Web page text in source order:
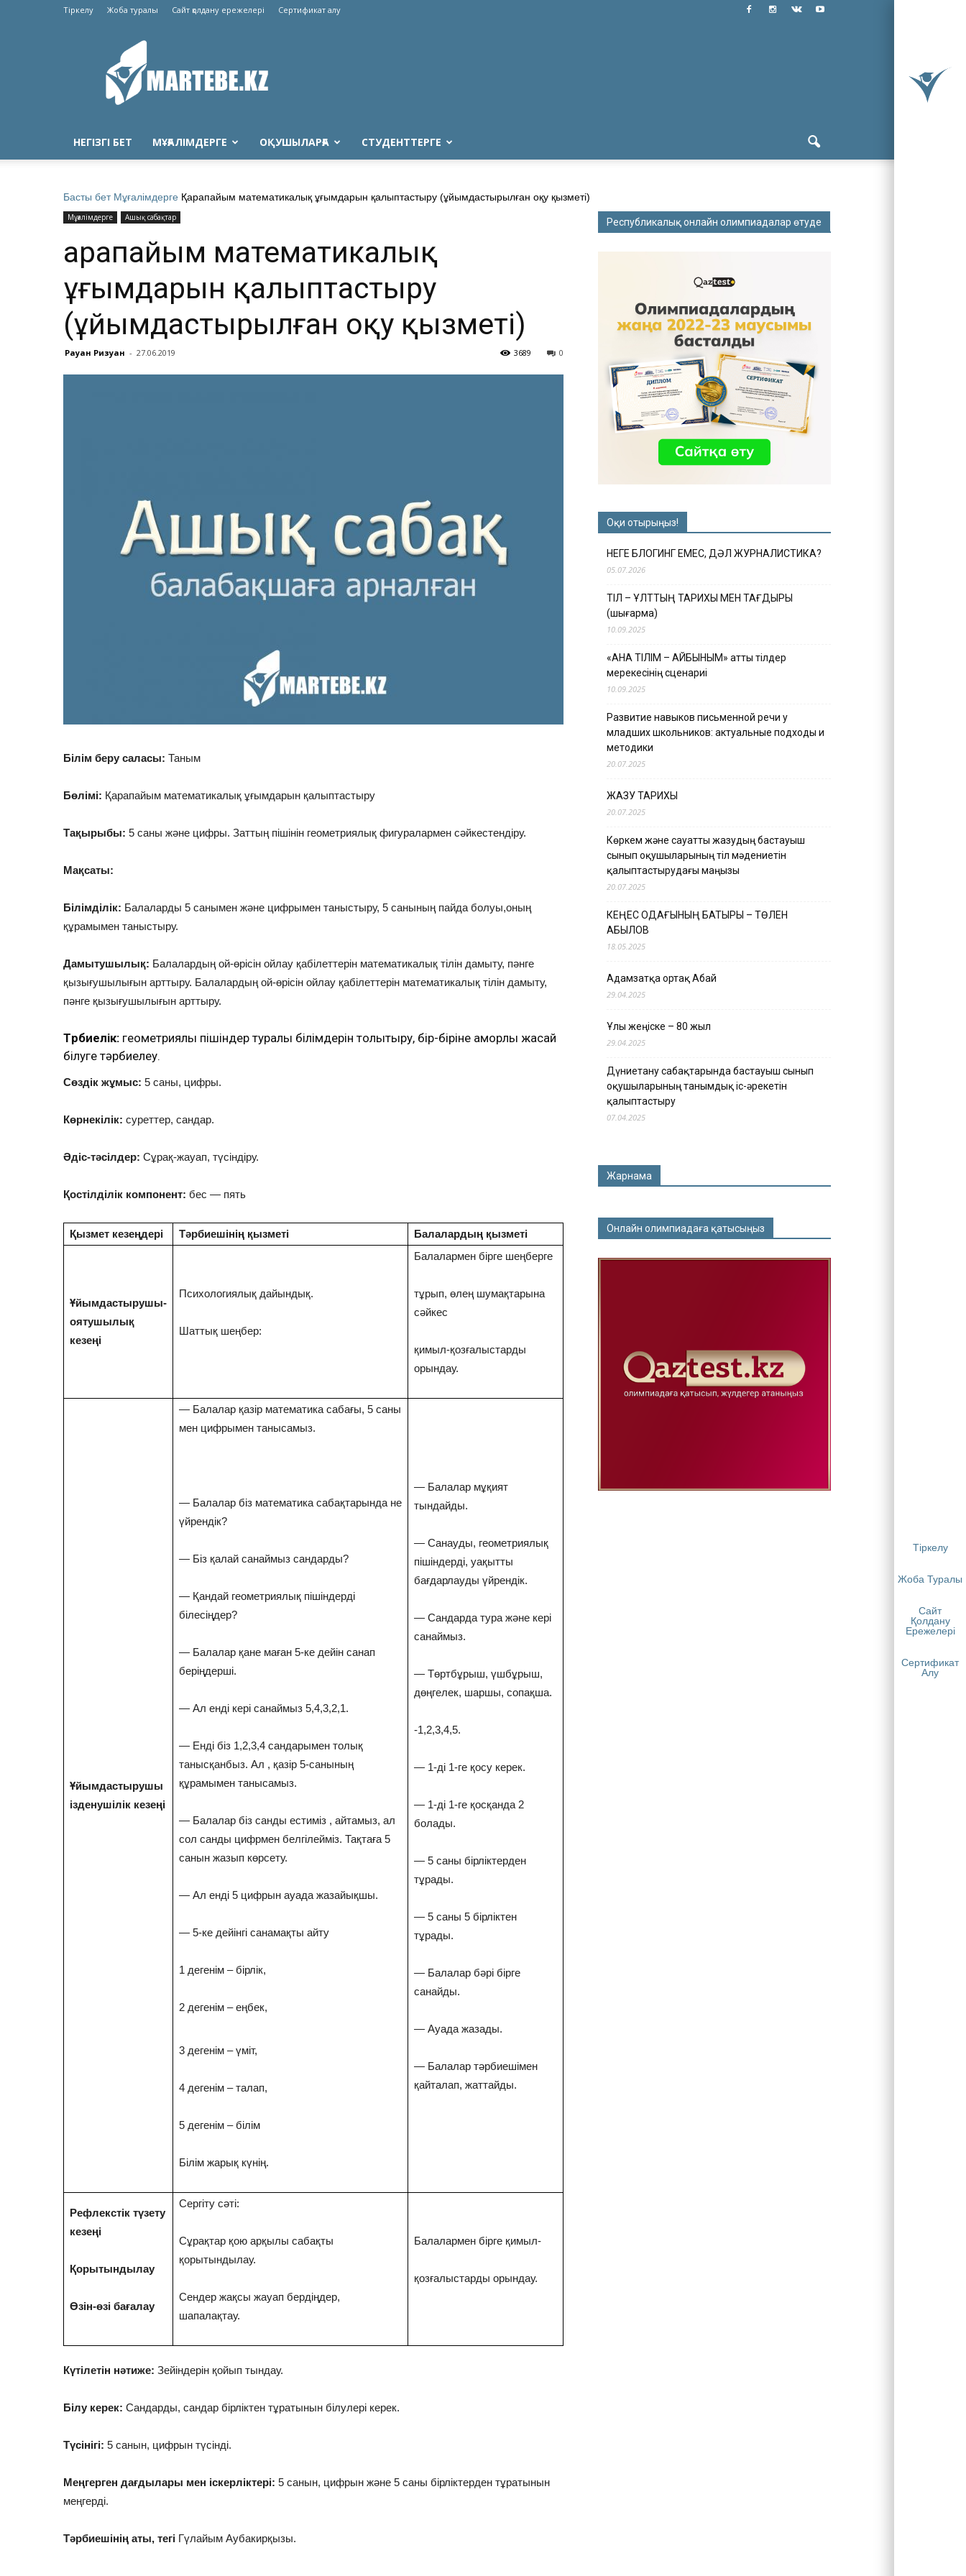
Тіркелу
Жоба Туралы
Сайт
Қолдану
Ережелері
Сертификат
Алу
Тіркелу Жоба туралы Сайт қолдану ережелері Сертификат алу
Martebe.kz
білім
сайты
НЕГІЗГІ БЕТ МҰҒАЛІМДЕРГЕ ОҚУШЫЛАРҒА СТУДЕНТТЕРГЕ
Басты бет Мұғалімдерге Қарапайым математикалық ұғымдарын қалыптастыру (ұйымдастырылған оқу қызметі)
Мұғалімдерге Ашық сабақтар
Қарапайым математикалық
ұғымдарын қалыптастыру
(ұйымдастырылған оқу қызметі)
Рауан Ризуан - 27.06.2019 0
3689
Білім беру саласы: Таным
Бөлімі: Қарапайым математикалық ұғымдарын қалыптастыру
Тақырыбы: 5 саны және цифры. Заттың пішінін геометриялық фигуралармен сәйкестендіру.
Мақсаты:
Білімділік: Балаларды 5 санымен және цифрымен таныстыру, 5 санының пайда болуы,оның
құрамымен таныстыру.
Дамытушылық: Балалардың ой-өрісін ойлау қабілеттерін математикалық тілін дамыту, пәнге
қызығушылығын арттыру. Балалардың ой-өрісін ойлау қабілеттерін математикалық тілін дамыту,
пәнге қызығушылығын арттыру.
Тәрбиелік: геометриялық пішіндер туралы білімдерін толықтыру, бір-біріне қамқорлық жасай
білуге тәрбиелеу.
Сөздік жұмыс: 5 саны, цифры.
Көрнекілік: суреттер, сандар.
Әдіс-тәсілдер: Сұрақ-жауап, түсіндіру.
Қостілділік компонент: бес — пять
Қызмет кезеңдері Тәрбиешінің қызметі Балалардың қызметі
Ұйымдастырушы-
оятушылық
кезеңі
Психологиялық дайындық.
Шаттық шеңбер:
Балалармен бірге шеңберге
тұрып, өлең шумақтарына
сәйкес
қимыл-қозғалыстарды
орындау.
Ұйымдастырушы
ізденушілік кезеңі
— Балалар қазір математика сабағы, 5 саны
мен цифрымен танысамыз.
— Балалар біз математика сабақтарында не
үйрендік?
— Біз қалай санаймыз сандарды?
— Қандай геометриялық пішіндерді
білесіңдер?
— Балалар қане маған 5-ке дейін санап
беріңдерші.
— Ал енді кері санаймыз 5,4,3,2,1.
— Енді біз 1,2,3,4 сандарымен толық
танысқанбыз. Ал , қазір 5-санының
құрамымен танысамыз.
— Балалар біз санды естиміз , айтамыз, ал
сол санды цифрмен белгілейміз. Тақтаға 5
санын жазып көрсету.
— Ал енді 5 цифрын ауада жазайықшы.
— 5-ке дейінгі санамақты айту
1 дегенім – бірлік,
2 дегенім – еңбек,
3 дегенім – үміт,
4 дегенім – талап,
5 дегенім – білім
Білім жарық күнің.
— Балалар мұқият
тындайды.
— Санауды, геометриялық
пішіндерді, уақытты
бағдарлауды үйрендік.
— Сандарда тура және кері
санаймыз.
— Төртбұрыш, үшбұрыш,
дөңгелек, шаршы, сопақша.
-1,2,3,4,5.
— 1-ді 1-ге қосу керек.
— 1-ді 1-ге қосқанда 2
болады.
— 5 саны бірліктерден
тұрады.
— 5 саны 5 бірліктен
тұрады.
— Балалар бәрі бірге
санайды.
— Ауада жазады.
— Балалар тәрбиешімен
қайталап, жаттайды.
Рефлекстік түзету
кезеңі
Қорытындылау
Өзін-өзі бағалау
Сергіту сәті:
Сұрақтар қою арқылы сабақты
қорытындылау.
Сендер жақсы жауап бердіңдер,
шапалақтау.
Балалармен бірге қимыл-
қозғалыстарды орындау.
Күтілетін нәтиже: Зейіндерін қойып тындау.
Білу керек: Сандарды, сандар бірліктен тұратынын білулері керек.
Түсінігі: 5 санын, цифрын түсінді.
Меңгерген дағдылары мен іскерліктері: 5 санын, цифрын және 5 саны бірліктерден тұратынын
меңгерді.
Тәрбиешінің аты, тегі Гүлайым Аубакирқызы.
Республикалық онлайн олимпиадалар өтуде
Оқи отырыңыз!
НЕГЕ БЛОГИНГ ЕМЕС, ДӘЛ ЖУРНАЛИСТИКА?
05.07.2026
ТІЛ – ҰЛТТЫҢ ТАРИХЫ МЕН ТАҒДЫРЫ
(шығарма)
10.09.2025
«АНА ТІЛІМ – АЙБЫНЫМ» атты тілдер
мерекесінің сценариі
10.09.2025
Развитие навыков письменной речи у
младших школьников: актуальные подходы и
методики
20.07.2025
ЖАЗУ ТАРИХЫ
20.07.2025
Көркем және сауатты жазудың бастауыш
сынып оқушыларының тіл мәдениетін
қалыптастырудағы маңызы
20.07.2025
КЕҢЕС ОДАҒЫНЫҢ БАТЫРЫ – ТӨЛЕН
ҚАБЫЛОВ
18.05.2025
Адамзатқа ортақ Абай
29.04.2025
Ұлы жеңіске – 80 жыл
29.04.2025
Дүниетану сабақтарында бастауыш сынып
оқушыларының танымдық іс-әрекетін
қалыптастыру
07.04.2025
Жарнама
Онлайн олимпиадаға қатысыңыз